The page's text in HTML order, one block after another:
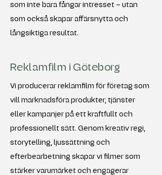
som inte bara fångar intresset – utan
som också skapar affärsnytta och
långsiktiga resultat.
Reklamfilm i Göteborg
Vi producerar reklamfilm för företag som
vill marknadsföra produkter, tjänster
eller kampanjer på ett kraftfullt och
professionellt sätt. Genom kreativ regi,
storytelling, ljussättning och
efterbearbetning skapar vi filmer som
stärker varumärket och engagerar